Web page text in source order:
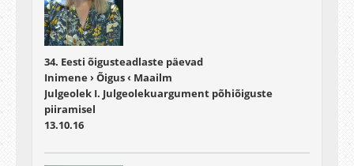
34. Eesti õigusteadlaste päevad
Inimene › Õigus ‹ Maailm
Julgeolek I. Julgeolekuargument põhiõiguste
piiramisel
13.10.16